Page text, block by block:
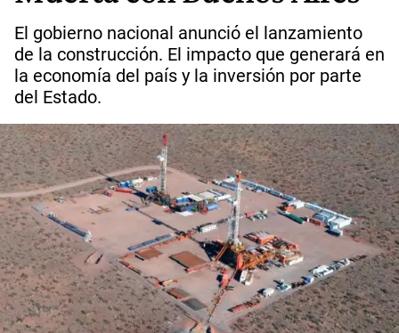
El gobierno nacional anunció el lanzamiento
de la construcción. El impacto que generará en
la economía del país y la inversión por parte
del Estado.